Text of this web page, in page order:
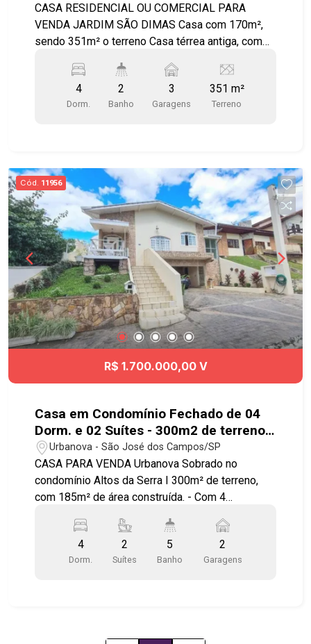
acabamento Slim
CASA RESIDENCIAL OU COMERCIAL PARA
VENDA JARDIM SÃO DIMAS Casa com 170m²,
sendo 351m² o terreno Casa térrea antiga, com
dormitórios - Sala - Copa - Cozinha - Edícula com
2 dormitórios e banheiro - Quintal com
churrasqueira - 1 vaga de garagem com portão
4
Dorm.
2
Banho
3
Garagens
351 m²
Terreno
Cód. 11956
R$ 1.700.000,00 V
Casa em Condomínio Fechado de 04
Dorm. e 02 Suítes - 300m2 de terreno
no Urbanova
Urbanova - São José dos Campos/SP
CASA PARA VENDA Urbanova Sobrado no
condomínio Altos da Serra I 300m² de terreno,
com 185m² de área construída. - Com 4
hidromassagem; - Sala em desnível com 2
ambientes piso assoalho; - 5 banheiros, cozinha
com armários piso porcelanato; - Área de lazer
4
Dorm.
2
Suítes
5
Banho
2
Garagens